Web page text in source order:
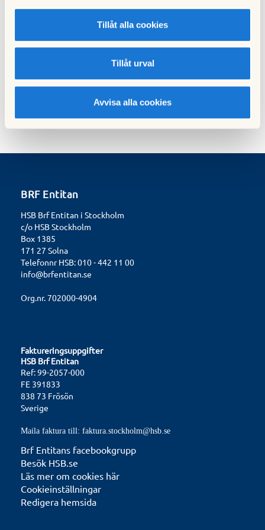
Tillåt alla cookies
Tillåt urval
Avvisa alla cookies
föreningsstämma
mall-for-motion-till-foreningsstamma.doc Hämta
BRF Entitan
HSB Brf Entitan i Stockholm
c/o HSB Stockholm
Box 1385
171 27 Solna
Telefonnr HSB: 010 - 442 11 00
info@brfentitan.se
Org.nr. 702000-4904
Faktureringsuppgifter
HSB Brf Entitan
Ref: 99-2057-000
FE 391833
838 73 Frösön
Sverige
Maila faktura till: faktura.stockholm@hsb.se
Brf Entitans facebookgrupp
Besök HSB.se
Läs mer om cookies här
Cookieinställningar
Redigera hemsida